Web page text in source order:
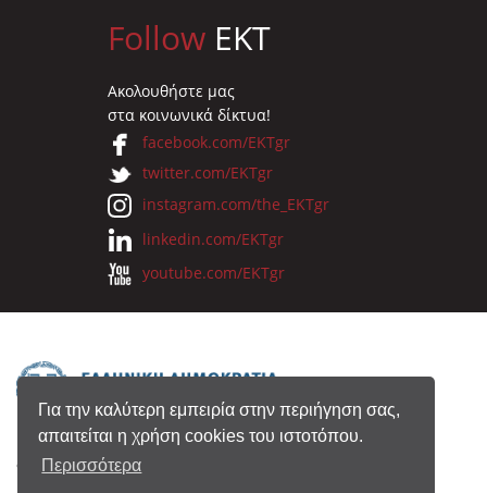
Για την καλύτερη εμπειρία στην περιήγηση σας,
απαιτείται η χρήση cookies του ιστοτόπου.
Περισσότερα
Follow EKT
Ακολουθήστε μας
στα κοινωνικά δίκτυα!
facebook.com/EKTgr
twitter.com/EKTgr
instagram.com/the_EKTgr
linkedin.com/EKTgr
youtube.com/EKTgr
© 2026 Eθνικό Κέντρο Τεκμηρίωσης